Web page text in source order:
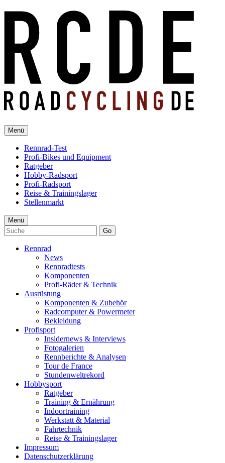
Menü
Rennrad-Test
Profi-Bikes und Equipment
Ratgeber
Hobby-Radsport
Profi-Radsport
Reise & Trainingslager
Stellenmarkt
Menü
Go
Rennrad
News
Rennradtests
Komponenten
Profi-Räder & Technik
Ausrüstung
Komponenten & Zubehör
Radcomputer & Powermeter
Bekleidung
Profisport
Insidernews & Interviews
Fotogalerien
Rennberichte & Analysen
Tour de France
Stundenweltrekord
Hobbysport
Ratgeber
Training & Ernährung
Indoortraining
Werkstatt & Material
Fahrtechnik
Reise & Trainingslager
Impressum
Datenschutzerklärung